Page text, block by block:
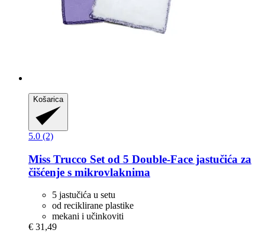
Košarica
5.0 (2)
Miss Trucco Set od 5 Double-​Face jastučića za
čišćenje s mikrovlaknima
5 jastučića u setu
od reciklirane plastike
mekani i učinkoviti
€ 31,49